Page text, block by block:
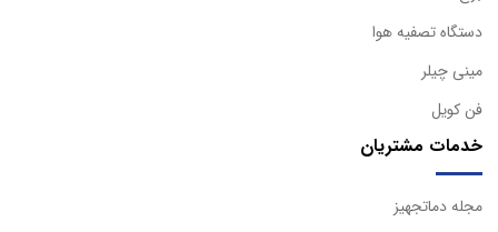
دستگاه تصفيه هوا
مینی چیلر
فن کویل
خدمات مشتریان
مجله دماتجهیز